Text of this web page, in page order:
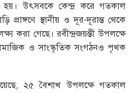
উৎসবকে কেন্দ্র করে গতকাল
প্রাঙ্গণে স্থানীয় ও দূর-দূরান্ত থেকে
করা গেছে। রবীন্দ্রজয়ন্তী উপলক্ষে
ও সাংস্কৃতিক সংগঠনও পৃথক
২৫ বৈশাখ উপলক্ষে গতকাল